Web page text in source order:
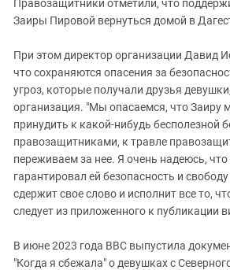
Правозащитники отметили, что
Заиры Пировой вернуться домой в
При этом директор организации Давид
что сохраняются опасения за
угроз, которые получали друзья
организация. "Мы опасаемся, что Заиру
принудить к какой-нибудь бесполезной
правозащитниками, к травле
переживаем за нее. Я очень надеюсь,
гарантировал ей безопасность и
сдержит свое слово и исполнит все то,
следует из приложенного к публикации
В июне 2023 года BBC выпустила
"Когда я сбежала" о девушках с